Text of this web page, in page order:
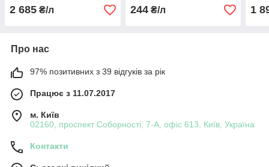
2 685 ₴/л 244₴/л 1
Про нас
97% позитивних з 39 відгуків за рік
Працює з 11.07.2017
м. Київ
02160, проспект Соборності, 7-А, офіс 613, Київ, Україна
Контакти